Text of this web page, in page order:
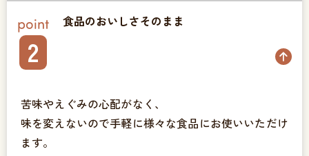
point
2
食品のおいしさそのまま
苦味やえぐみの心配がなく、
味を変えないので手軽に様々な食品にお使いいただけ
ます。